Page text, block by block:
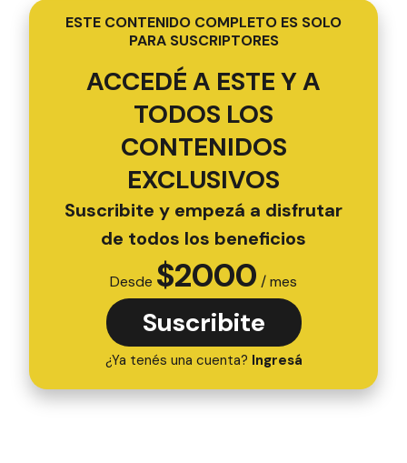
ESTE CONTENIDO COMPLETO ES SOLO
PARA SUSCRIPTORES
ACCEDÉ A ESTE Y A
TODOS LOS
CONTENIDOS
EXCLUSIVOS
Suscribite y empezá a disfrutar
de todos los beneficios
Desde $2000 / mes
Suscribite
¿Ya tenés una cuenta? Ingresá